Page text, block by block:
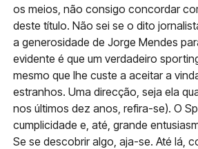
os meios, não consigo concordar
deste título. Não sei se o dito
a generosidade de Jorge Mendes
evidente é que um verdadeiro
mesmo que lhe custe a aceitar a
estranhos. Uma direcção, seja ela
nos últimos dez anos, refira-se). O
cumplicidade e, até, grande
Se se descobrir algo, aja-se. Até lá,